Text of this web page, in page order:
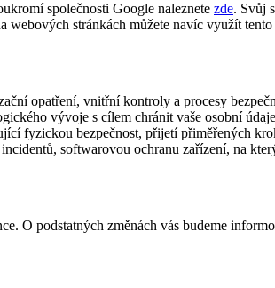
společnosti Google naleznete zde. Svůj
webových stránkách můžete navíc využít tento
opatření, vnitřní kontroly a procesy
vývoje s cílem chránit vaše osobní
fyzickou bezpečnost, přijetí přiměřených
softwarovou ochranu zařízení, na
O podstatných změnách vás budeme